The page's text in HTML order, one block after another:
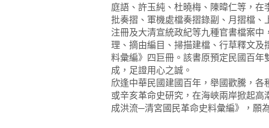
庭語、許玉純、杜曉梅、陳暐仁等，
批奏摺、軍機處檔奏摺錄副、月摺檔
注冊及大清宣統政紀等九種官書檔案
理、摘由編目、掃描建檔、行草釋文
料彙編》四巨冊。該書原預定民國百
成，足證用心之誠。
欣逢中華民國建國百年，舉國歡騰，
或辛亥革命史研究，在海峽兩岸掀起
成洪流─清宮國民革命史料彙編》，願